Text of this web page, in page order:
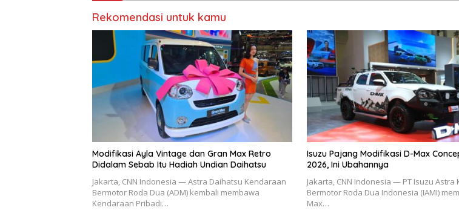
Rekomendasi untuk kamu
Modifikasi Ayla Vintage dan Gran Max Retro
Didalam Sebab Itu Hadiah Undian Daihatsu
Jakarta, CNN Indonesia — Astra Daihatsu Kendaraan
Bermotor Roda Dua (ADM) kembali membawa
Kendaraan Pribadi…
Isuzu Pajang Modifikasi D-Max
2026, Ini Ubahannya
Jakarta, CNN Indonesia — PT Isuzu Astra
Bermotor Roda Dua Indonesia (IAMI)
Max…